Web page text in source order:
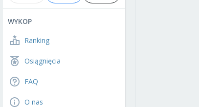
WYKOP
Ranking
Osiągnięcia
FAQ
O nas